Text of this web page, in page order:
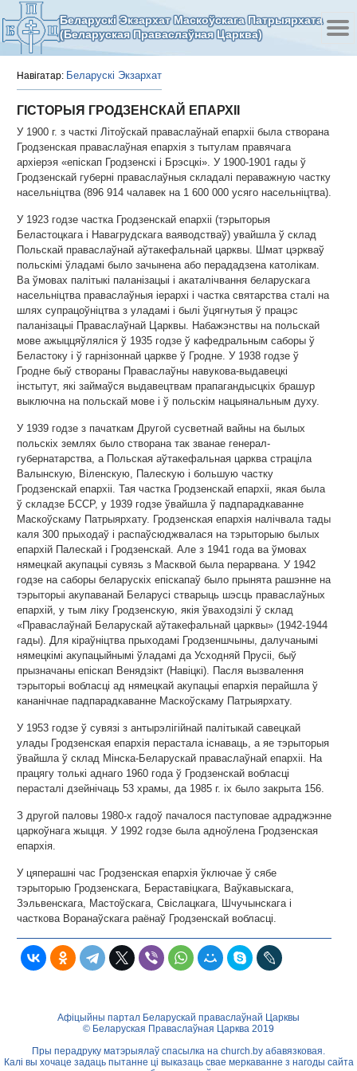
Беларускі Экзархат Маскоўскага Патрыярхата
(Беларуская Праваслаўная Царква)
Навігатар: Беларускі Экзархат
ГІСТОРЫЯ ГРОДЗЕНСКАЙ ЕПАРХІІ
У 1900 г. з часткі Літоўскай праваслаўнай епархіі была створана
Гродзенская праваслаўная епархія з тытулам правячага
архіерэя «епіскап Гродзенскі і Брэсцкі». У 1900-1901 гады ў
Гродзенскай губерні праваслаўныя складалі пераважную частку
насельніцтва (896 914 чалавек на 1 600 000 усяго насельніцтва).
У 1923 годзе частка Гродзенскай епархіі (тэрыторыя
Беластоцкага і Навагрудскага ваяводстваў) увайшла ў склад
Польскай праваслаўнай аўтакефальнай царквы. Шмат цэркваў
польскімі ўладамі было зачынена або перададзена католікам.
Ва ўмовах палітыкі паланізацыі і акаталічвання беларускага
насельніцтва праваслаўныя іерархі і частка святарства сталі на
шлях супрацоўніцтва з уладамі і былі ўцягнутыя ў працэс
паланізацыі Праваслаўнай Царквы. Набажэнствы на польскай
мове ажыццяўляліся ў 1935 годзе ў кафедральным саборы ў
Беластоку і ў гарнізоннай царкве ў Гродне. У 1938 годзе ў
Гродне быў створаны Праваслаўны навукова-выдавецкі
інстытут, які займаўся выдавецтвам прапагандысцкіх брашур
выключна на польскай мове і ў польскім нацыянальным духу.
У 1939 годзе з пачаткам Другой сусветнай вайны на былых
польскіх землях было створана так званае генерал-
губернатарства, а Польская аўтакефальная царква страціла
Валынскую, Віленскую, Палескую і большую частку
Гродзенскай епархіі. Тая частка Гродзенскай епархіі, якая была
ў складзе БССР, у 1939 годзе ўвайшла ў падпарадкаванне
Маскоўскаму Патрыярхату. Гродзенская епархія налічвала тады
каля 300 прыходаў і распаўсюджвалася на тэрыторыю былых
епархій Палескай і Гродзенскай. Але з 1941 года ва ўмовах
нямецкай акупацыі сувязь з Масквой была перарвана. У 1942
годзе на саборы беларускіх епіскапаў было прынята рашэнне на
тэрыторыі акупаванай Беларусі стварыць шэсць праваслаўных
епархій, у тым ліку Гродзенскую, якія ўваходзілі ў склад
«Праваслаўнай Беларускай аўтакефальнай царквы» (1942-1944
гады). Для кіраўніцтва прыходамі Гродзеншчыны, далучанымі
нямецкімі акупацыйнымі ўладамі да Усходняй Прусіі, быў
прызначаны епіскап Венядзікт (Навіцкі). Пасля вызвалення
тэрыторыі вобласці ад нямецкай акупацыі епархія перайшла ў
кананічнае падпарадкаванне Маскоўскаму Патрыярхату.
У 1953 годзе ў сувязі з антырэлігійнай палітыкай савецкай
улады Гродзенская епархія перастала існаваць, а яе тэрыторыя
ўвайшла ў склад Мінска-Беларускай праваслаўнай епархіі. На
працягу толькі аднаго 1960 года ў Гродзенскай вобласці
перасталі дзейнічаць 53 храмы, да 1985 г. іх было закрыта 156.
З другой паловы 1980-х гадоў пачалося паступовае адраджэнне
царкоўнага жыцця. У 1992 годзе была адноўлена Гродзенская
епархія.
У цяперашні час Гродзенская епархія ўключае ў сябе
тэрыторыю Гродзенскага, Бераставіцкага, Ваўкавыскага,
Зэльвенскага, Мастоўскага, Свіслацкага, Шчучынскага і
часткова Воранаўскага раёнаў Гродзенскай вобласці.
Афіцыйны партал Беларускай праваслаўнай Царквы
© Беларуская Праваслаўная Царква 2019
Пры перадруку матэрыялаў спасылка на church.by абавязковая.
Калі вы хочаце задаць пытанне ці выказаць свае меркаванне з нагоды сайта